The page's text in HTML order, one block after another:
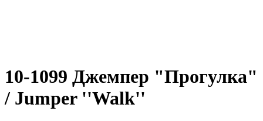
10-1099 Джемпер "Прогулка"
/ Jumper ''Walk''